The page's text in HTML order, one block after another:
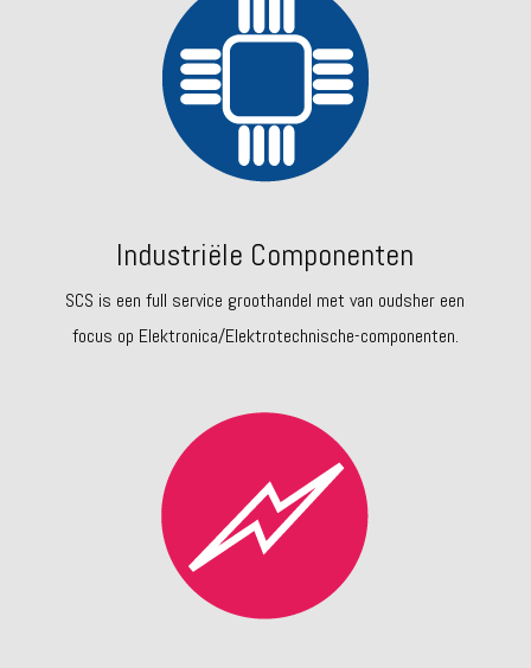
Industriële Componenten
SCS is een full service groothandel met van oudsher een
focus op Elektronica/Elektrotechnische-componenten.